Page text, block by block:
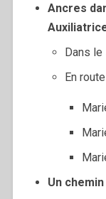
Ancres
Dans
En
Un